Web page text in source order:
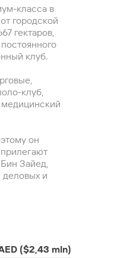
класса в
городской
гектаров,
клуб.
клуб,
он
Зайед,
деловых и
($2,43 mln)